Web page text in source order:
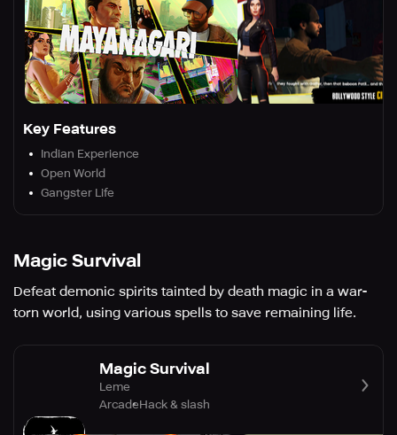
Key Features
Indian Experience
Open World
Gangster Life
Magic Survival
Defeat demonic spirits tainted by death magic in a war-
torn world, using various spells to save remaining life.
Magic Survival
Leme
ArcadeHack & slash